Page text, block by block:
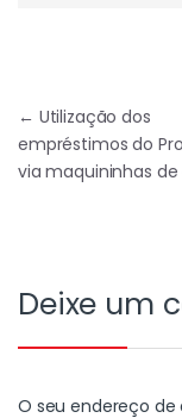
← Utilização dos
empréstimos do
via maquininhas
Deixe um
O seu endereço